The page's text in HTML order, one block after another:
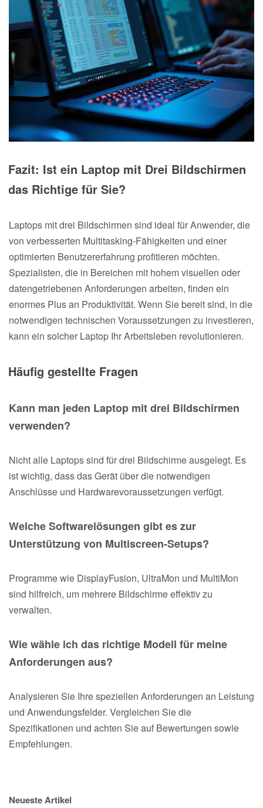
Fazit: Ist ein Laptop mit Drei Bildschirmen
das Richtige für Sie?
Laptops mit drei Bildschirmen sind ideal für Anwender, die
von verbesserten Multitasking-Fähigkeiten und einer
optimierten Benutzererfahrung profitieren möchten.
Spezialisten, die in Bereichen mit hohem visuellen oder
datengetriebenen Anforderungen arbeiten, finden ein
enormes Plus an Produktivität. Wenn Sie bereit sind, in die
notwendigen technischen Voraussetzungen zu investieren,
kann ein solcher Laptop Ihr Arbeitsleben revolutionieren.
Häufig gestellte Fragen
Kann man jeden Laptop mit drei Bildschirmen
verwenden?
Nicht alle Laptops sind für drei Bildschirme ausgelegt. Es
ist wichtig, dass das Gerät über die notwendigen
Anschlüsse und Hardwarevoraussetzungen verfügt.
Welche Softwarelösungen gibt es zur
Unterstützung von Multiscreen-Setups?
Programme wie DisplayFusion, UltraMon und MultiMon
sind hilfreich, um mehrere Bildschirme effektiv zu
verwalten.
Wie wähle ich das richtige Modell für meine
Anforderungen aus?
Analysieren Sie Ihre speziellen Anforderungen an Leistung
und Anwendungsfelder. Vergleichen Sie die
Spezifikationen und achten Sie auf Bewertungen sowie
Empfehlungen.
Neueste Artikel